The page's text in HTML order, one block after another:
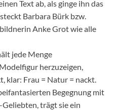
Text ab, als ginge ihn das
Barbara Bürk bzw.
Anke Grot wie alle
jede Menge
herzuzeigen,
klar: Frau = Natur = nackt.
Begegnung mit
trägt sie ein